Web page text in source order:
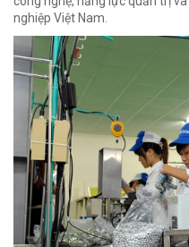
nghiệp Việt Nam.